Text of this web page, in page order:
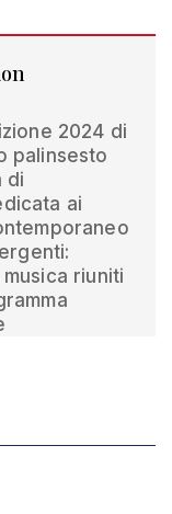
2024 di
palinsesto
di
ai
riuniti